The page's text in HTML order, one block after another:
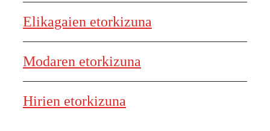
Elikagaien etorkizuna
Modaren etorkizuna
Hirien etorkizuna